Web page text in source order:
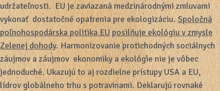
udržateľnosti. EU je zaviazaná medzinárodnými zmluvami
vykonať dostatočné opatrenia pre ekologizáciu.Spoločná
poľnohospodárska politika EUposilňuje ekológiu v zmysle
Zelenej dohody. Harmonizovanie protichodných sociálnych
záujmov a záujmov ekonomiky a ekológie nie je vôbec
jednoduché. Ukazujú to aj rozdielne prístupy USA a EU,
lídrov globálneho trhu s potravinami. Deklarujú rovnaké